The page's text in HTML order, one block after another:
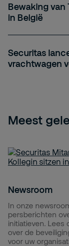
Bewaking van
in België
Securitas
vrachtwagen
Meest
Newsroom
In onze
persberichten
initiatieven. Lees
over de
voor uw